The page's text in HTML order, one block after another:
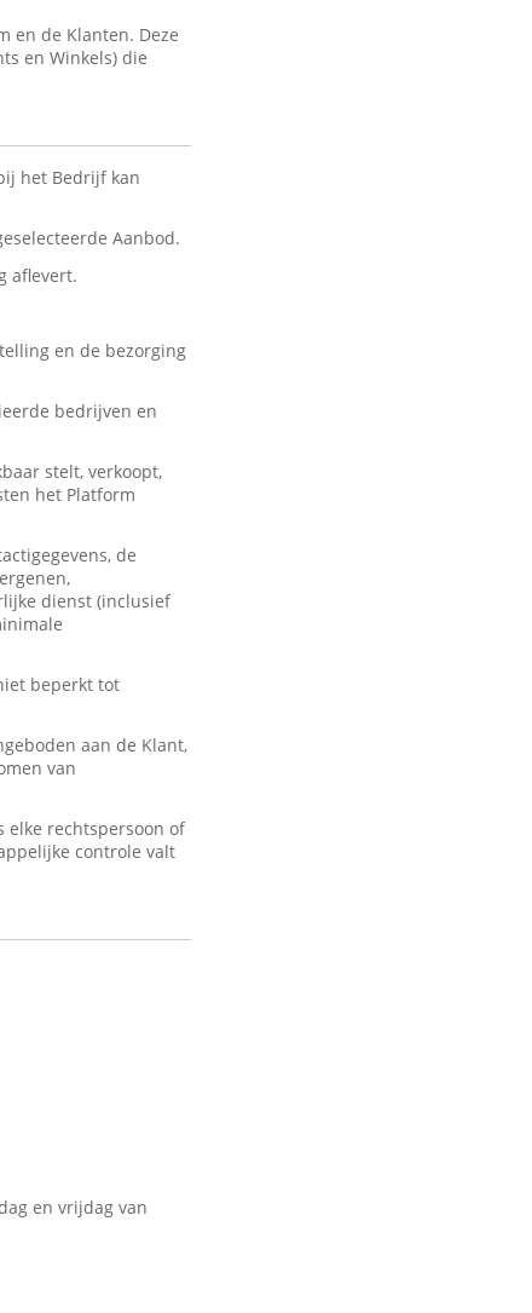
en de Klanten. Deze
en Winkels) die
het Bedrijf kan
Aanbod.
aflevert.
en de bezorging
bedrijven en
stelt, verkoopt,
het Platform
de
dienst (inclusief
beperkt tot
aan de Klant,
van
elke rechtspersoon of
controle valt
en vrijdag van